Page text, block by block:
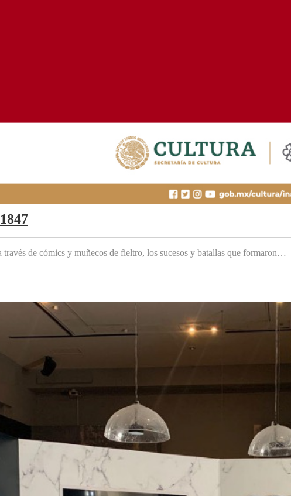
través de cómics y muñecos de fieltro, los sucesos y batallas que formaron…